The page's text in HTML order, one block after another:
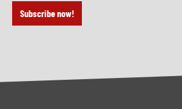
Subscribe now!